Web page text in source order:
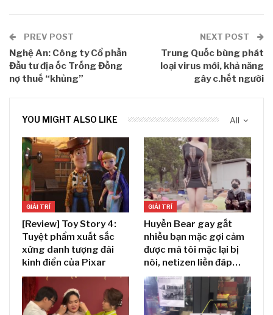
PREV POST
Nghệ An: Công ty Cổ phần
Đầu tư địa ốc Trống Đồng
nợ thuế “khủng”
NEXT POST
Trung Quốc bùng phát
loại virus mới, khả năng
gây c.hết người
All
YOU MIGHT ALSO LIKE
GIẢI TRÍ
[Review] Toy Story 4:
Tuyệt phẩm xuất sắc
xứng danh tượng đài
kinh điển của Pixar
GIẢI TRÍ
Huyền Bear gay gắt
nhiều bạn mặc gợi cảm
được mà tôi mặc lại bị
nói, netizen liền đáp…